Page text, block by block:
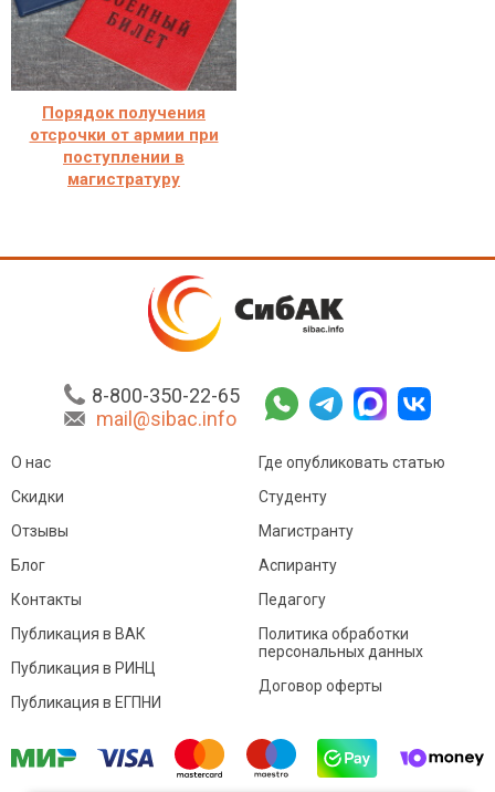
Порядок получения
отсрочки от армии при
поступлении в
магистратуру
8-800-350-22-65
mail@sibac.info
О нас
Скидки
Отзывы
Блог
Контакты
Где опубликовать статью
Студенту
Магистранту
Аспиранту
Педагогу
Публикация в ВАК
Публикация в РИНЦ
Публикация в ЕГПНИ
Политика обработки
персональных данных
Договор оферты